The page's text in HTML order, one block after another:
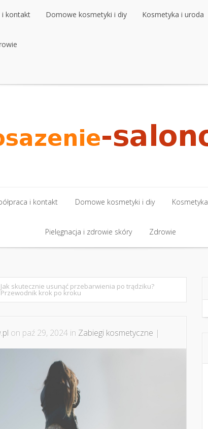
i kontakt
kontakt
Domowe kosmetyki i diy Kosmetyka i uroda
i kontakt
i kontakt
Domowe kosmetyki i diy
Domowe kosmetyki i diy Kosmetyka
Pielęgnacja i zdrowie skóry Zdrowie
Jak skutecznie usunąć przebarwienia po trądziku?
Przewodnik krok po kroku
on paź 29, 2024 in Zabiegi kosmetyczne |